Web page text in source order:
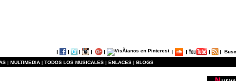
| | | | | | | | |
| MULTIMEDIA | TODOS LOS MUSICALES | ENLACES | BLOGS